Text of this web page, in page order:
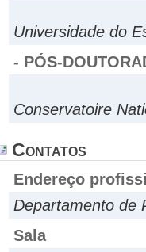
Universidade do
- PÓS-
Conservatoire
Contatos
Endereço
Departamento de
Sala